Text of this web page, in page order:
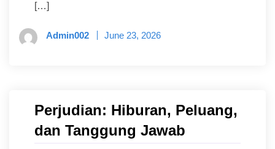
[…]
Admin002 June 23, 2026
Perjudian: Hiburan, Peluang,
dan Tanggung Jawab